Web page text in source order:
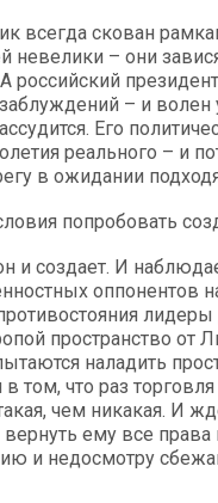
всегда скован
невелики – они
российский
– и волен
Его
реального – и
в ожидании
попробовать
и создает. И
оппонентов
лидеры
пространство от
наладить
в том, что раз
чем никакая. И
ему все права
и недосмотру